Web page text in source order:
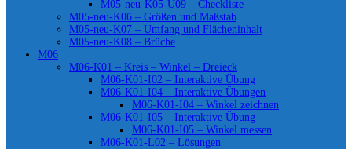
M05-neu-K05-U09 – Checkliste
M05-neu-K06 – Größen und Maßstab
M05-neu-K07 – Umfang und Flächeninhalt
M05-neu-K08 – Brüche
M06
M06-K01 – Kreis – Winkel – Dreieck
M06-K01-I02 – Interaktive Übung
M06-K01-I04 – Interaktive Übungen
M06-K01-I04 – Winkel zeichnen
M06-K01-I05 – Interaktive Übung
M06-K01-I05 – Winkel messen
M06-K01-L02 – Lösungen